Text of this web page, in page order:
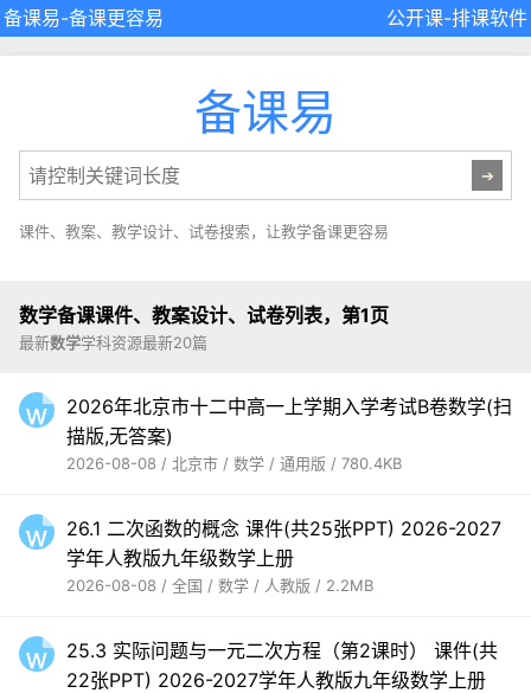
备课易-备课更容易 公开课-排课软件
备课易
课件、教案、教学设计、试卷搜索，让教学备课更容易
数学备课课件、教案设计、试卷列表，第1页
最新数学学科资源最新20篇
2026年北京市十二中高一上学期入学考试B卷数学(扫
描版,无答案)
2026-08-08 / 北京市 / 数学 / 通用版 / 780.4KB
26.1 二次函数的概念 课件(共25张PPT) 2026-2027
学年人教版九年级数学上册
2026-08-08 / 全国 / 数学 / 人教版 / 2.2MB
25.3 实际问题与一元二次方程（第2课时） 课件(共
22张PPT) 2026-2027学年人教版九年级数学上册